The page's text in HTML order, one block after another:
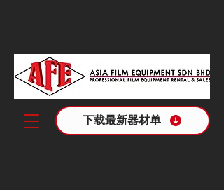
下载最新器材单